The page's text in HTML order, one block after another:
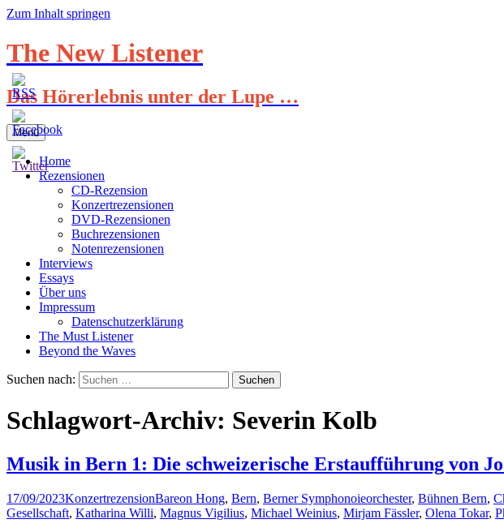
Zum Inhalt springen
The New Listener
Das Hörerlebnis unter der Lupe …
Menü
Home
Rezensionen
CD-Rezension
Konzertrezensionen
DVD-Rezensionen
Buchrezensionen
Notenrezensionen
Interviews
Essays
Über uns
Impressum
Datenschutzerklärung
The Must Listener
Beyond the Waves
Suchen nach:
Schlagwort-Archiv: Severin Kolb
Musik in Bern 1: Die schweizerische Erstaufführung von
17/09/2023KonzertrezensionBareon Hong, Bern, Berner Symphonoieorchester, Bühnen Bern,
Gesellschaft, Katharina Willi, Magnus Vigilius, Michael Weinius, Mirjam Fässler, Olena Tokar,